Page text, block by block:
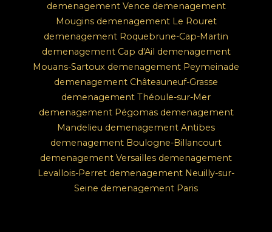
demenagement Vence demenagement
Mougins demenagement Le Rouret
demenagement Roquebrune-Cap-Martin
demenagement Cap d'Ail demenagement
Mouans-Sartoux demenagement Peymeinade
demenagement Châteauneuf-Grasse
demenagement Théoule-sur-Mer
demenagement Pégomas demenagement
Mandelieu demenagement Antibes
demenagement Boulogne-Billancourt
demenagement Versailles demenagement
Levallois-Perret demenagement Neuilly-sur-
Seine demenagement Paris